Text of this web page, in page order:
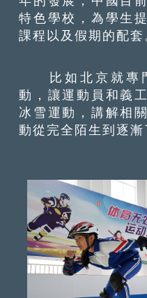
特色學校，為學生
課程以及假期的配套
比如北京就專
動，讓運動員和義
冰雪運動，講解相
動從完全陌生到逐漸